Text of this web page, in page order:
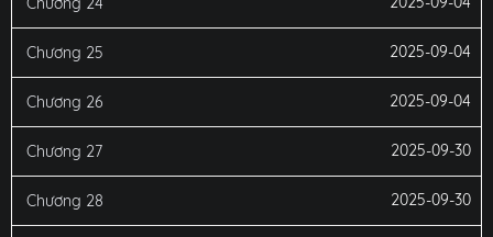
Chương 25 2025-09-04
Chương 26 2025-09-04
Chương 27 2025-09-30
Chương 28 2025-09-30